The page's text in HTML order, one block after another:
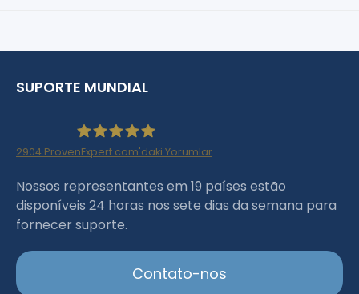
SUPORTE MUNDIAL
Haartransplantation Istanbul |Dr.Acar aus
2904 ProvenExpert.com'daki Yorumlar
Nossos representantes em 19 países estão
disponíveis 24 horas nos sete dias da semana para
fornecer suporte.
Contato-nos